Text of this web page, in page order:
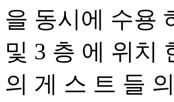
을 동시에 수용
및 3 층 에 위치
의 게 스 트 들